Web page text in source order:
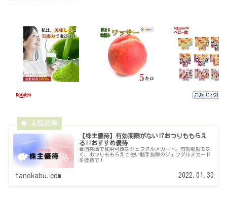
【株主優待】有効期限がない!?おつりももらえ
る!!おすすめ優待
全国共通で使用可能なジェフグルメカード。有効期限もな
く、おつりももらえて使い勝手抜群のジェフグルメカード
を優待で！
tanokabu.com 2022.01.30